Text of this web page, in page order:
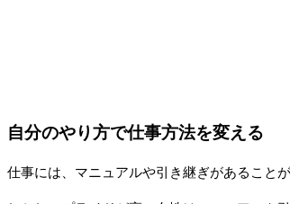
自分のやり方で仕事方法を変える
仕事には、マニュアルや引き継ぎがあることが